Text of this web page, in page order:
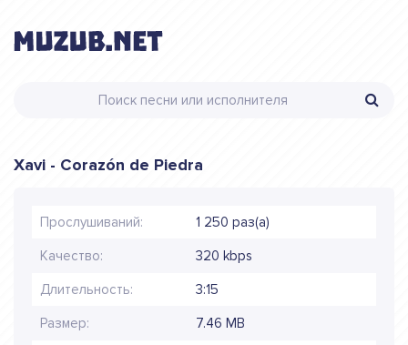
Xavi - Corazón de Piedra
Прослушиваний: 1 250 раз(а)
Качество: 320 kbps
Длительность: 3:15
Размер: 7.46 MB